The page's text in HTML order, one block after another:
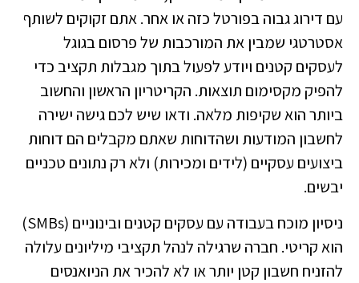
עם דירוג גבוה בפורטל כזה או אחר. אתם זקוקים לשותף
אסטרטגי שמבין את המורכבות של פרסום בגוגל
לעסקים קטנים ויודע לפעול בתוך מגבלות תקציב כדי
להפיק מקסימום תוצאות. הקריטריון הראשון והחשוב
ביותר הוא שקיפות מלאה. ודאו שיש לכם גישה ישירה
לחשבון המודעות ושהדוחות שאתם מקבלים הם דוחות
ביצועים עסקיים (לידים ומכירות) ולא רק נתונים טכניים
יבשים.
ניסיון מוכח בעבודה עם עסקים קטנים ובינוניים (SMBs)
הוא קריטי. חברה שרגילה לנהל תקציבי מיליונים עלולה
להזניח חשבון קטן יותר או לא להכיר את הניואנסים